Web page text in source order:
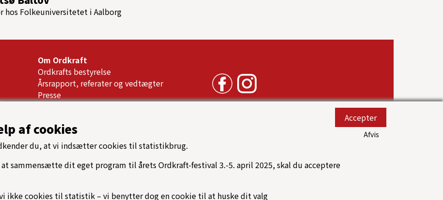
hos Folkeuniversitetet i Aalborg
Om Ordkraft
Ordkrafts bestyrelse
Årsrapport, referater og vedtægter
Presse
Oftest stillede spørgsmål
Cookiespolitik
Programarkiv
af cookies
du, at vi indsætter cookies til statistikbrug.
sammensætte dit eget program til årets Ordkraft-festival 3.-5. april 2025, skal du acceptere
ikke cookies til statistik – vi benytter dog en cookie til at huske dit valg
Accepter
Afvis